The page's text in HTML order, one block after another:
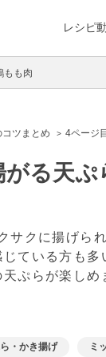
レシピ
もも肉
ツまとめ 4ページ目
る天ぷ
クに揚げら
ている方も
ぷらが楽しめ
・かき揚げ ミ